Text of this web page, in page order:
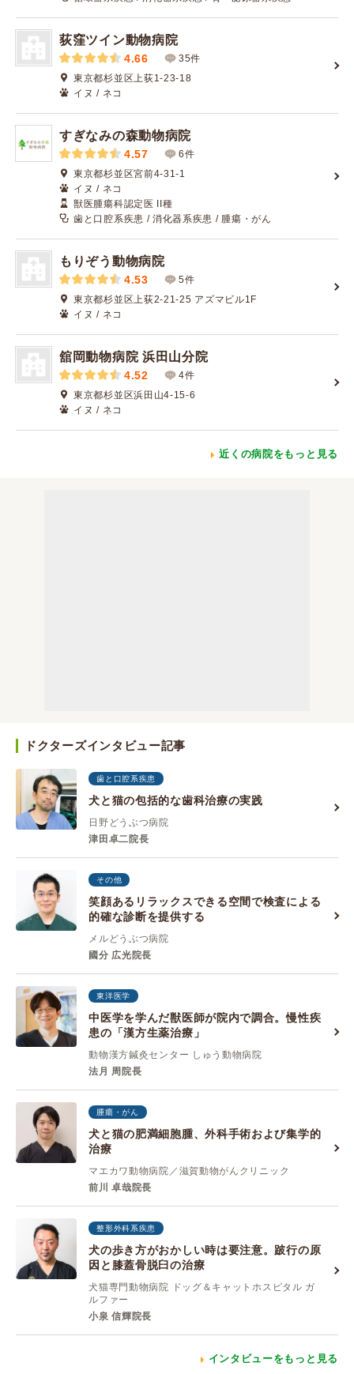
荻窪ツイン動物病院
4.66
35件
東京都杉並区上荻1-23-18
イヌ / ネコ
すぎなみの森動物病院
4.57
6件
東京都杉並区宮前4-31-1
イヌ / ネコ
獣医腫瘍科認定医 II種
歯と口腔系疾患 / 消化器系疾患 / 腫瘍・がん
もりぞう動物病院
4.53
5件
東京都杉並区上荻2-21-25 アズマビル1F
イヌ / ネコ
舘岡動物病院 浜田山分院
4.52
4件
東京都杉並区浜田山4-15-6
イヌ / ネコ
近くの病院をもっと見る
ドクターズインタビュー記事
歯と口腔系疾患
犬と猫の包括的な歯科治療の実践
日野どうぶつ病院
津田卓二院長
その他
笑顔あるリラックスできる空間で検査による
的確な診断を提供する
メルどうぶつ病院
國分 広光院長
東洋医学
中医学を学んだ獣医師が院内で調合。慢性疾
患の「漢方生薬治療」
動物漢方鍼灸センター しゅう動物病院
法月 周院長
腫瘍・がん
犬と猫の肥満細胞腫、外科手術および集学的
治療
マエカワ動物病院／滋賀動物がんクリニック
前川 卓哉院長
整形外科系疾患
犬の歩き方がおかしい時は要注意。跛行の原
因と膝蓋骨脱臼の治療
犬猫専門動物病院 ドッグ＆キャットホスピタル ガ
ルファー
小泉 信輝院長
インタビューをもっと見る